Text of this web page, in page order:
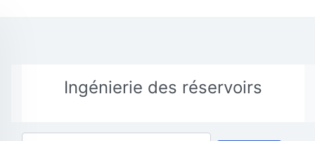
Ingénierie des réservoirs